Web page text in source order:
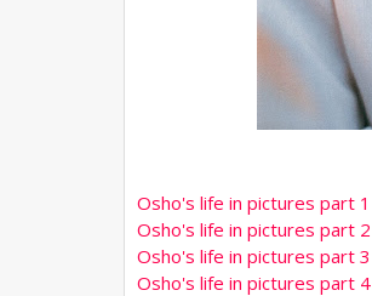
Osho's life in pictures part 1
Osho's life in pictures part 2
Osho's life in pictures part 3
Osho's life in pictures part 4